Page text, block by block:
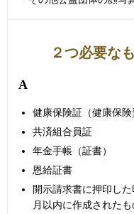
２つ必要な
A
健康保険証（健康保険
共済組合員証
年金手帳（証書）
恩給証書
開示請求書に押印し
月以内に作成されたも